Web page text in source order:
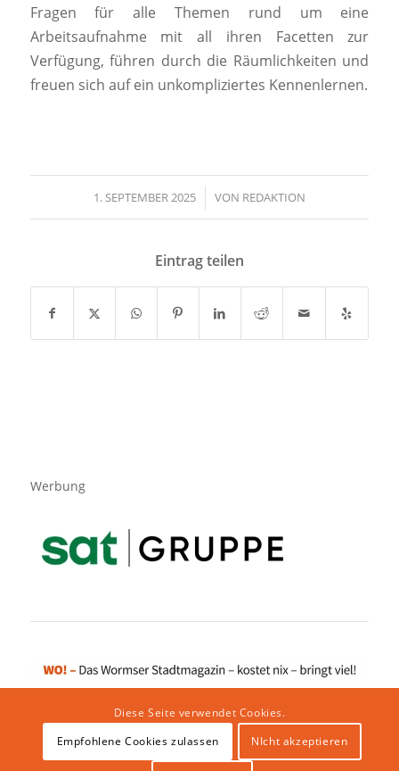
Fragen für alle Themen rund um eine
Arbeitsaufnahme mit all ihren Facetten zur
Verfügung, führen durch die Räumlichkeiten und
freuen sich auf ein unkompliziertes Kennenlernen.
1. SEPTEMBER 2025
/ VON REDAKTION
Eintrag teilen
Werbung
Impressum|Datenschutzerklärung|Website von klicklabor.de |
Diese Seite verwendet Cookies.
Empfohlene Cookies zulassen
NIcht akzeptieren